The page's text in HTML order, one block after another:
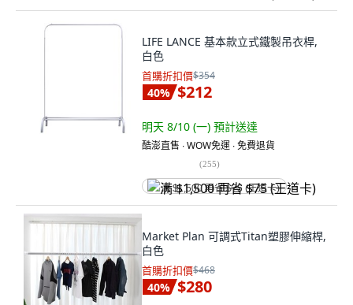
LIFE LANCE 基本款立式鐵製吊衣桿,
白色
首購折扣價$354
40% $212
明天 8/10 (一) 預計送達
酷澎直售 ∙ WOW免運 ∙ 免費退貨
(255)
满 $1,500 再省 $75 (王道卡)
Market Plan 可調式Titan塑膠伸縮桿,
白色
首購折扣價$468
40% $280